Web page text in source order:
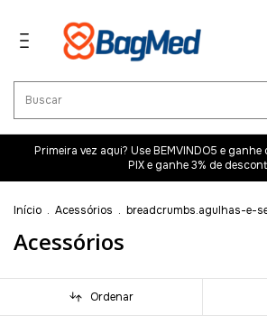
Primeira vez aqui? Use BEMVINDO5 e
PIX e ganhe 3% de
Início . Acessórios . breadcrumbs.agulhas-e-
Acessórios
Ordenar